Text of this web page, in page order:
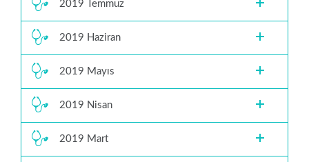
2019 Temmuz
2019 Haziran
2019 Mayıs
2019 Nisan
2019 Mart